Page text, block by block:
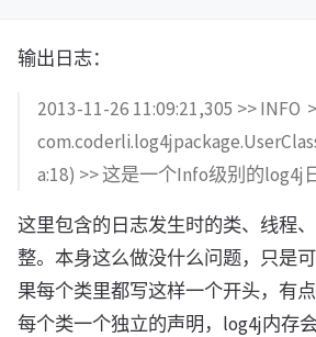
输出日志：
2013-11-26 11:09:21,305 >> INFO
a:18) >> 这是一个Info级别的log4j
这里包含的日志发生时的类、线程
整。本身这么做没什么问题，只是
果每个类里都写这样一个开头，有
每个类一个独立的声明，log4j内存